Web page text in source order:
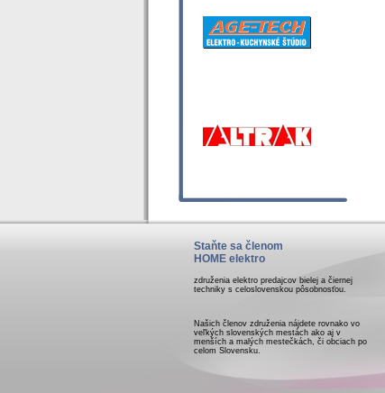
Staňte sa členom
HOME elektro
združenia elektro predajcov bielej a čiernej
techniky s celoslovenskou pôsobnosťou.
Našich členov združenia nájdete rovnako vo
veľkých slovenských mestách ako aj v
menších a malých mestečkách, či obciach po
celom Slovensku.